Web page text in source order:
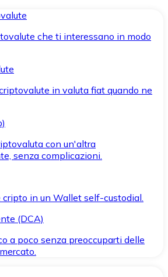
che ti interessano in modo
in valuta fiat quando ne
con un'altra
senza complicazioni.
cripto in un Wallet self-custodial.
(DCA)
a poco senza preoccuparti delle